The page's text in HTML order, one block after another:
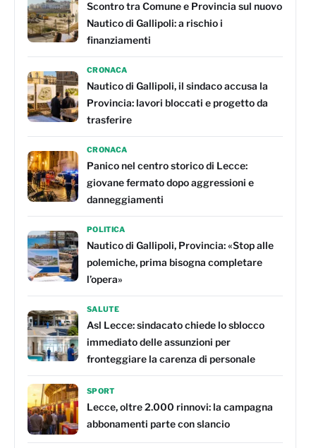
Scontro tra Comune e Provincia sul nuovo
Nautico di Gallipoli: a rischio i
finanziamenti
CRONACA
Nautico di Gallipoli, il sindaco accusa la
Provincia: lavori bloccati e progetto da
trasferire
CRONACA
Panico nel centro storico di Lecce:
giovane fermato dopo aggressioni e
danneggiamenti
POLITICA
Nautico di Gallipoli, Provincia: «Stop alle
polemiche, prima bisogna completare
l’opera»
SALUTE
Asl Lecce: sindacato chiede lo sblocco
immediato delle assunzioni per
fronteggiare la carenza di personale
SPORT
Lecce, oltre 2.000 rinnovi: la campagna
abbonamenti parte con slancio